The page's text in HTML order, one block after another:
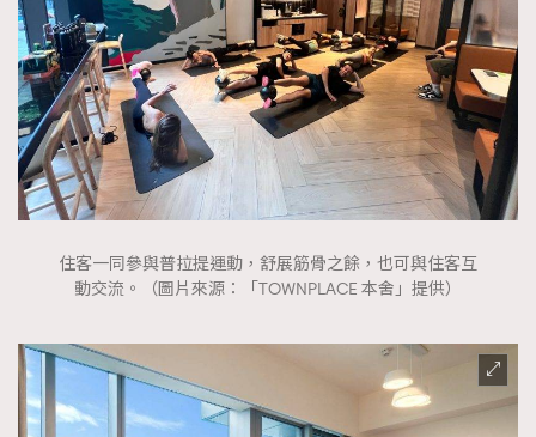
住客一同參與普拉提運動，舒展筋骨之餘，也可與住客互
動交流。（圖片來源：「TOWNPLACE 本舍」提供）